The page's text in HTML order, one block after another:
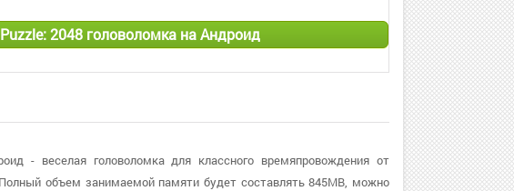
2048 головоломка на Андроид
- веселая головоломка для классного времяпровождения от
объем занимаемой памяти будет составлять 845MB, можно